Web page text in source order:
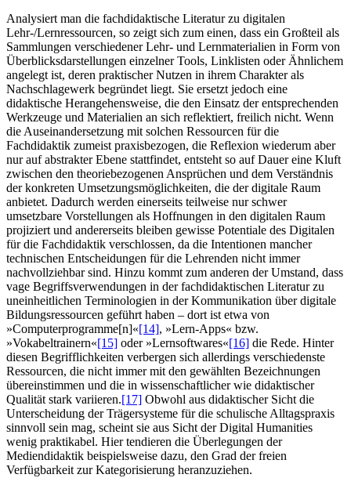
Analysiert man die fachdidaktische Literatur zu digitalen
Lehr-/Lernressourcen, so zeigt sich zum einen, dass ein Großteil als
Sammlungen verschiedener Lehr- und Lernmaterialien in Form von
Überblicksdarstellungen einzelner Tools, Linklisten oder Ähnlichem
angelegt ist, deren praktischer Nutzen in ihrem Charakter als
Nachschlagewerk begründet liegt. Sie ersetzt jedoch eine
didaktische Herangehensweise, die den Einsatz der entsprechenden
Werkzeuge und Materialien an sich reflektiert, freilich nicht. Wenn
die Auseinandersetzung mit solchen Ressourcen für die
Fachdidaktik zumeist praxisbezogen, die Reflexion wiederum aber
nur auf abstrakter Ebene stattfindet, entsteht so auf Dauer eine Kluft
zwischen den theoriebezogenen Ansprüchen und dem Verständnis
der konkreten Umsetzungsmöglichkeiten, die der digitale Raum
anbietet. Dadurch werden einerseits teilweise nur schwer
umsetzbare Vorstellungen als Hoffnungen in den digitalen Raum
projiziert und andererseits bleiben gewisse Potentiale des Digitalen
für die Fachdidaktik verschlossen, da die Intentionen mancher
technischen Entscheidungen für die Lehrenden nicht immer
nachvollziehbar sind. Hinzu kommt zum anderen der Umstand, dass
vage Begriffsverwendungen in der fachdidaktischen Literatur zu
uneinheitlichen Terminologien in der Kommunikation über digitale
Bildungsressourcen geführt haben – dort ist etwa von
»Computerprogramme[n]«[14], »Lern-Apps« bzw.
»Vokabeltrainern«[15] oder »Lernsoftwares«[16] die Rede. Hinter
diesen Begrifflichkeiten verbergen sich allerdings verschiedenste
Ressourcen, die nicht immer mit den gewählten Bezeichnungen
übereinstimmen und die in wissenschaftlicher wie didaktischer
Qualität stark variieren.[17] Obwohl aus didaktischer Sicht die
Unterscheidung der Trägersysteme für die schulische Alltagspraxis
sinnvoll sein mag, scheint sie aus Sicht der Digital Humanities
wenig praktikabel. Hier tendieren die Überlegungen der
Mediendidaktik beispielsweise dazu, den Grad der freien
Verfügbarkeit zur Kategorisierung heranzuziehen.